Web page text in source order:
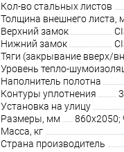
Кол-во стальных листов
Толщина внешнего листа,
Верхний замок
Нижний замок
Тяги (закрывание вверх/
Уровень тепло-
Наполнитель полотна
Контуры уплотнения
Установка на улицу
Размеры, мм
860х2050;
Масса, кг
Страна производитель